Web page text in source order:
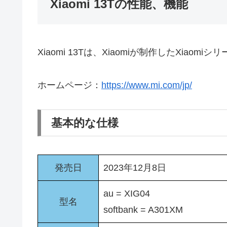
Xiaomi 13Tの性能、機能
Xiaomi 13Tは、Xiaomiが制作したXiaomiシリ
ホームページ： https://www.mi.com/jp/
基本的な仕様
発売日 2023年12月8日
型名
au = XIG04
softbank = A301XM